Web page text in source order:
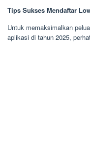
Tips Sukses Mendaftar
Untuk memaksimalkan
aplikasi di tahun 2025,